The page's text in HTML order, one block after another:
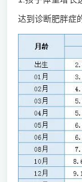
达到诊断肥胖症